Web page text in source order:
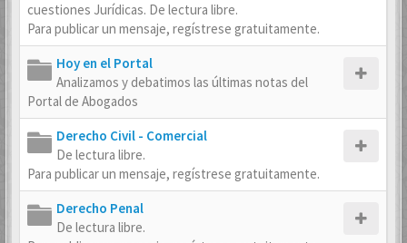
cuestiones Jurídicas. De lectura libre.
Para publicar un mensaje, regístrese gratuitamente.
Hoy en el Portal
Analizamos y debatimos las últimas notas del
Portal de Abogados
Derecho Civil - Comercial
De lectura libre.
Para publicar un mensaje, regístrese gratuitamente.
Derecho Penal
De lectura libre.